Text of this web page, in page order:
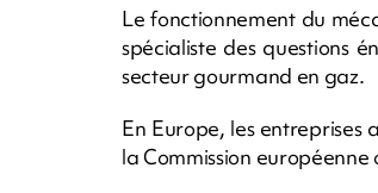
Le fonctionnement du
spécialiste des questions
secteur gourmand en gaz.
En Europe, les entreprises
la Commission